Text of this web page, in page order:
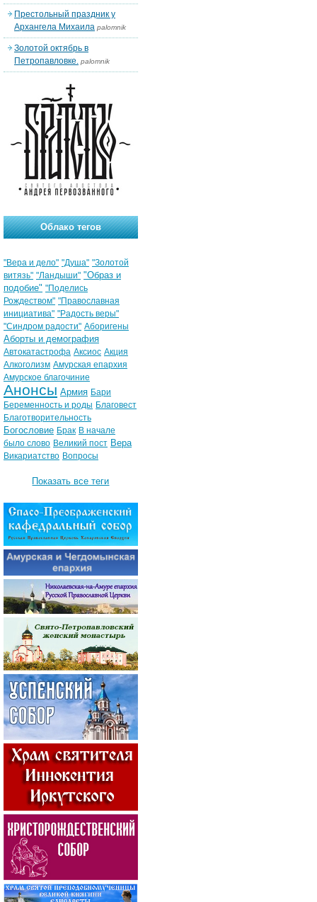
Престольный праздник у
Архангела Михаила palomnik
Золотой октябрь в
Петропавловке. palomnik
Облако тегов
"Вера и дело" "Душа" "Золотой
витязь" "Ландыши" "Образ и
подобие" "Поделись
Рождеством" "Православная
инициатива" "Радость веры"
"Синдром радости" Аборигены
Аборты и демография
Автокатастрофа Аксиос Акция
Алкоголизм Амурская епархия
Амурское благочиние
Анонсы Армия Бари
Беременность и роды Благовест
Благотворительность
Богословие Брак В начале
было слово Великий пост Вера
Викариатство Вопросы
Показать все теги